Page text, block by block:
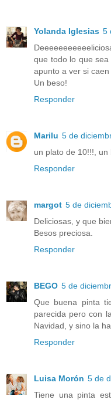
Yolanda Iglesias 5
que todo lo que
apunto a ver si
Un beso!
Responder
Marilu 5 de
un plato de 10!!!, un
Responder
margot 5 de
Deliciosas, y que
Besos preciosa.
Responder
BEGO 5 de
Que buena pinta
parecida pero con
Navidad, y sino la
Responder
Luisa Morón 5 de
Tiene una pinta